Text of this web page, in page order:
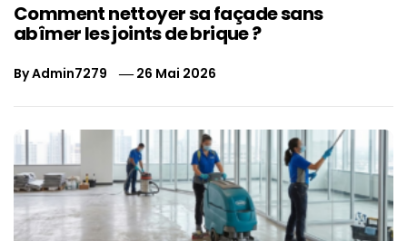
Comment nettoyer sa façade sans
abîmer les joints de brique ?
ByAdmin7279 26 Mai 2026